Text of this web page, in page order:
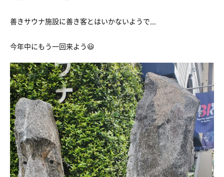
善きサウナ施設に善き客とはいかないようで...
今年中にもう一回来よう😃